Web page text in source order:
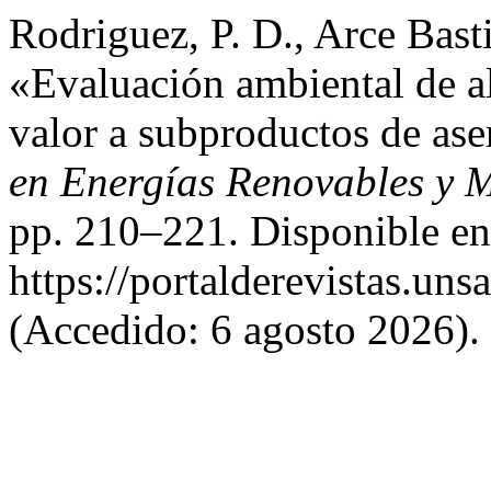
Rodriguez, P. D., Arce
«Evaluación ambiental de
valor a subproductos de
en Energías Renovables y
pp. 210–221. Disponible
https://
(Accedido: 6 agosto 2026).